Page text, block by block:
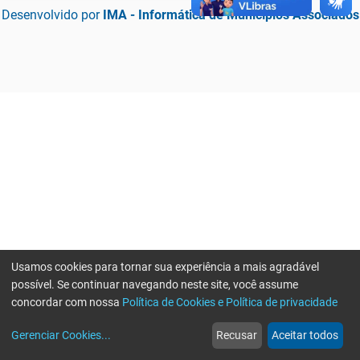
Desenvolvido por IMA - Informática de Municípios Associados
web
Notícias
more_horiz
Mais
Usamos cookies para tornar sua experiência a mais agradável
possível. Se continuar navegando neste site, você assume
concordar com nossa Política de Cookies e Política de privacidade
Gerenciar Cookies... Recusar Aceitar todos
Erro ao enviar informações, por favor tente novamente